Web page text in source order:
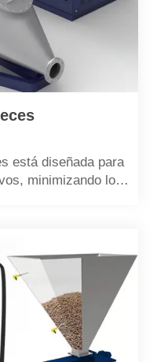
está diseñada para
minimizando los